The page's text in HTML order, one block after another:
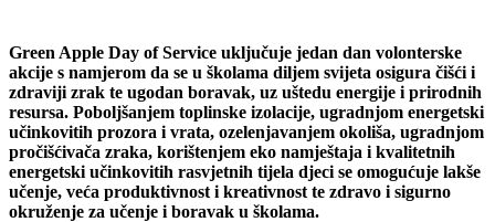
Green Apple Day of Service uključuje jedan dan volonterske
akcije s namjerom da se u školama diljem svijeta osigura čišći i
zdraviji zrak te ugodan boravak, uz uštedu energije i prirodnih
resursa. Poboljšanjem toplinske izolacije, ugradnjom energetski
učinkovitih prozora i vrata, ozelenjavanjem okoliša, ugradnjom
pročišćivača zraka, korištenjem eko namještaja i kvalitetnih
energetski učinkovitih rasvjetnih tijela djeci se omogućuje lakše
učenje, veća produktivnost i kreativnost te zdravo i sigurno
okruženje za učenje i boravak u školama.